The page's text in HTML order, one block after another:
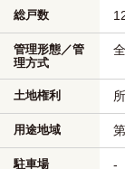
総戸数
管理形態／管
理方式
土地権利
用途地域
駐車場 -